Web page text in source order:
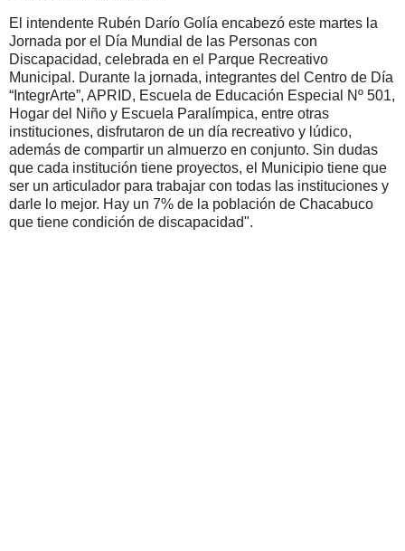
El intendente Rubén Darío Golía encabezó este martes la
Jornada por el Día Mundial de las Personas con
Discapacidad, celebrada en el Parque Recreativo
Municipal. Durante la jornada, integrantes del Centro de Día
“IntegrArte”, APRID, Escuela de Educación Especial Nº 501,
Hogar del Niño y Escuela Paralímpica, entre otras
instituciones, disfrutaron de un día recreativo y lúdico,
además de compartir un almuerzo en conjunto. Sin dudas
que cada institución tiene proyectos, el Municipio tiene que
ser un articulador para trabajar con todas las instituciones y
darle lo mejor. Hay un 7% de la población de Chacabuco
que tiene condición de discapacidad".